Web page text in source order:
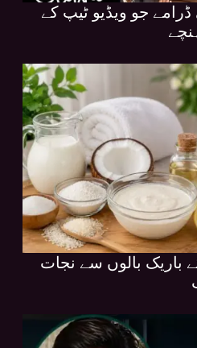
جو ویڈیو ٹیپ کے
باریک بالوں سے نجات